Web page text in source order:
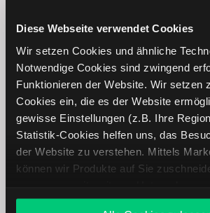
Diese Webseite verwendet Cookies
Wir setzen Cookies und ähnliche
Notwendige Cookies sind zwingend
Funktionieren der Website. Wir setzen
Cookies ein, die es der Website
gewisse Einstellungen (z.B. Ihre
Statistik-Cookies helfen uns, das
der Website zu verstehen. Mittels
können wir Produkte auf Sie
Angebote unterbreiten. Sie
E-Mail-Adresse (erforderlich)
Ich willige ein, dass die LYNX
relevante Angebote informiert.